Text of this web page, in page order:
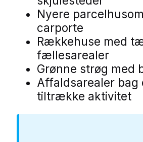
Nyere
carporte
Rækkehuse med
fællesarealer
Grønne strøg med
Affaldsarealer
tiltrække aktivitet